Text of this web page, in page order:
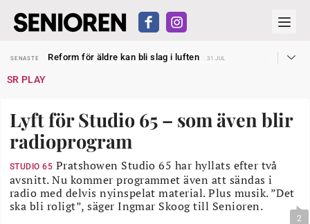
SENASTE
Reform för äldre kan bli slag i luften
31 JUL
SENASTE
SENASTE
Liten höjning av garantipensionen
27 JUL
SENASTE
Sven Hagströmer sommarpratar
26 JUL
SENASTE
Reform för äldre kan bli slag i luften
SR PLAY
Lyft för Studio 65 – som även blir
radioprogram
STUDIO 65 Pratshowen Studio 65 har hyllats efter två
avsnitt. Nu kommer programmet även att sändas i
radio med delvis nyinspelat material. Plus musik. ”Det
ska bli roligt”, säger Ingmar Skoog till Senioren.
2